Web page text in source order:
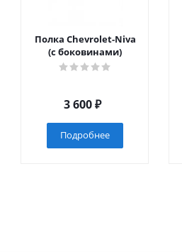
Полка Chevrolet-Niva
(с боковинами)
3 600₽
Подробнее